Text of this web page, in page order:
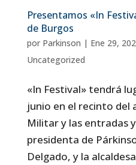
Presentamos «In
de Burgos
por Parkinson | Ene 29,
Uncategorized
«In Festival» tendrá
junio en el recinto del
Militar y las entradas
presidenta de
Delgado, y la